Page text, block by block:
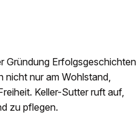
Gründung Erfolgsgeschichten
nicht nur am Wohlstand,
Keller-Sutter ruft auf,
zu pflegen.